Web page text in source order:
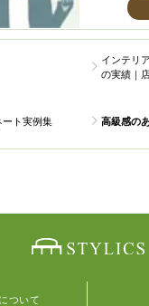
インテリ
の実績｜
ート実例集 高級感の
ついて